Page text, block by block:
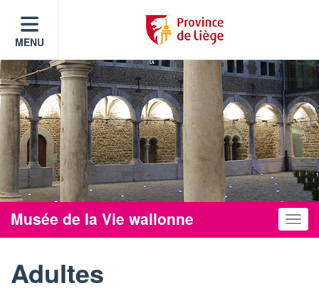
MENU
Musée de la Vie wallonne
Adultes